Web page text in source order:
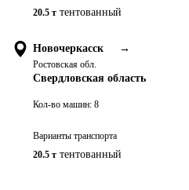
20.5 т тентованный
Новочеркасск →
Ростовская обл.
Свердловская область
Кол-во машин: 8
Варианты транспорта
20.5 т тентованный